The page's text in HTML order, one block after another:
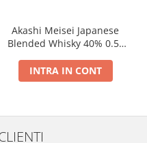
Akashi Meisei Japanese
Blended Whisky 40% 0.5L
INTRA IN CONT